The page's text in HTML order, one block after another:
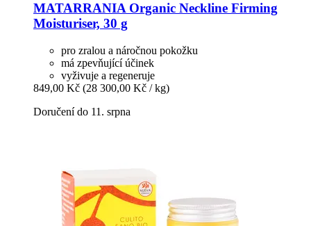
MATARRANIAOrganic Neckline Firming
Moisturiser, 30 g
pro zralou a náročnou pokožku
má zpevňující účinek
vyživuje a regeneruje
849,00 Kč (28 300,00 Kč / kg)
Doručení do 11. srpna